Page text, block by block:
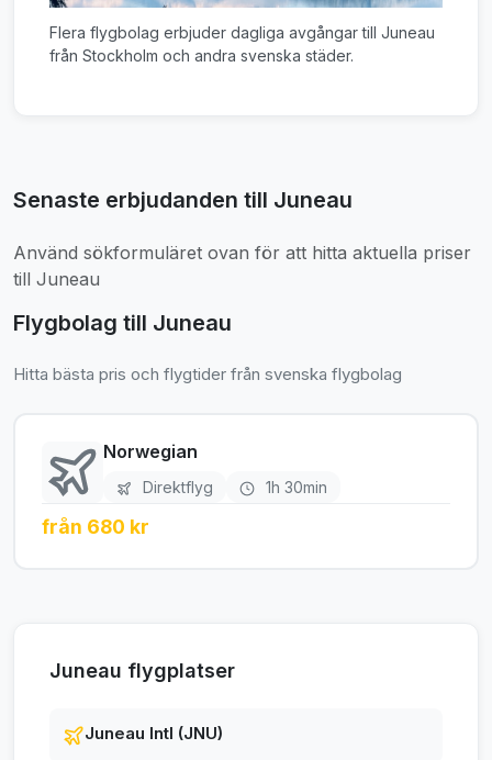
Flera flygbolag erbjuder dagliga avgångar till Juneau
från Stockholm och andra svenska städer.
Senaste erbjudanden till Juneau
Använd sökformuläret ovan för att hitta aktuella priser
till Juneau
Flygbolag till Juneau
Hitta bästa pris och flygtider från svenska flygbolag
Norwegian
Direktflyg 1h 30min
från 680 kr
Juneau flygplatser
Juneau Intl (JNU)